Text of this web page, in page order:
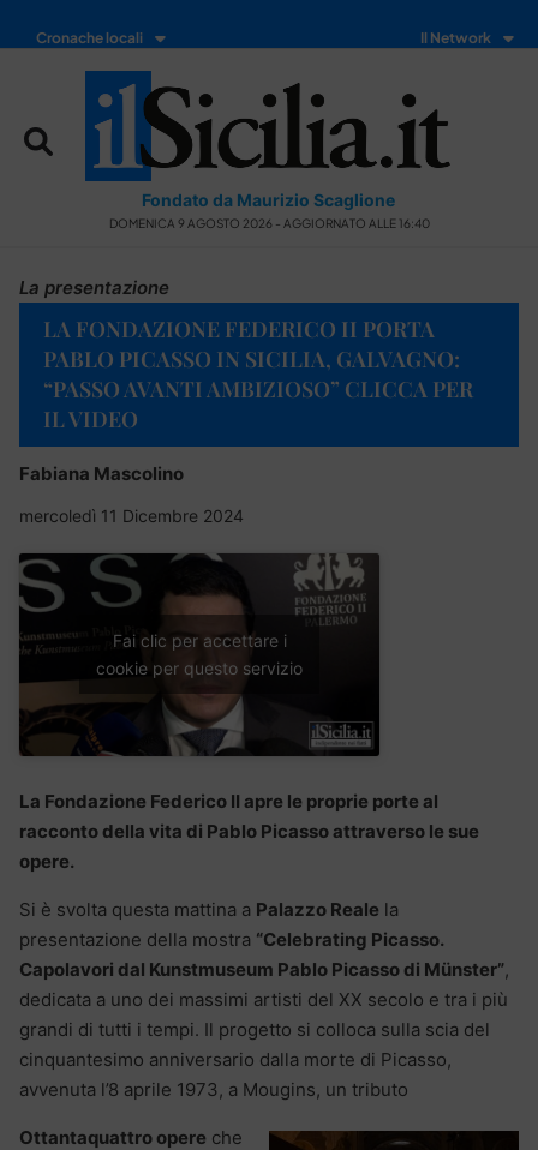
Cronache locali Il Network
Fondato da Maurizio Scaglione
DOMENICA 9 AGOSTO 2026 - AGGIORNATO ALLE 16:40
La presentazione
LA FONDAZIONE FEDERICO II PORTA
PABLO PICASSO IN SICILIA, GALVAGNO:
“PASSO AVANTI AMBIZIOSO” CLICCA PER
IL VIDEO
Fabiana Mascolino
mercoledì 11 Dicembre 2024
Fai clic per accettare i
cookie per questo servizio
La Fondazione Federico II apre le proprie porte al
racconto della vita di Pablo Picasso attraverso le sue
opere.
Si è svolta questa mattina a Palazzo Reale la
presentazione della mostra “Celebrating Picasso.
Capolavori dal Kunstmuseum Pablo Picasso di Münster”,
dedicata a uno dei massimi artisti del XX secolo e tra i più
grandi di tutti i tempi. Il progetto si colloca sulla scia del
cinquantesimo anniversario dalla morte di Picasso,
avvenuta l’8 aprile 1973, a Mougins, un tributo
Ottantaquattro opere che